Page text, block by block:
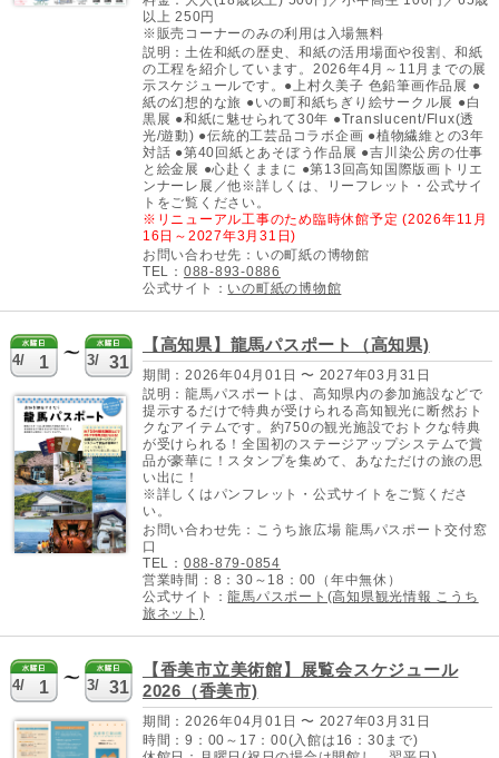
以上 250円
※販売コーナーのみの利用は入場無料
説明：土佐和紙の歴史、和紙の活用場面や役割、和紙
の工程を紹介しています。2026年4月～11月までの展
示スケジュールです。●上村久美子 色鉛筆画作品展 ●
紙の幻想的な旅 ●いの町和紙ちぎり絵サークル展 ●白
黒展 ●和紙に魅せられて30年 ●Translucent/Flux(透
光/遊動) ●伝統的工芸品コラボ企画 ●植物繊維との3年
対話 ●第40回紙とあそぼう作品展 ●吉川染公房の仕事
と絵金展 ●心赴くままに ●第13回高知国際版画トリエ
ンナーレ展／他※詳しくは、リーフレット・公式サイ
トをご覧ください。
※リニューアル工事のため臨時休館予定 (2026年11月
16日～2027年3月31日)
お問い合わせ先：いの町紙の博物館
TEL： 088-893-0886
公式サイト： いの町紙の博物館
4/ 1 3/ 31
【高知県】龍馬パスポート（高知県)
期間：2026年04月01日 〜 2027年03月31日
説明：龍馬パスポートは、高知県内の参加施設などで
提示するだけで特典が受けられる高知観光に断然おト
クなアイテムです。約750の観光施設でおトクな特典
が受けられる！全国初のステージアップシステムで賞
品が豪華に！スタンプを集めて、あなただけの旅の思
い出に！
※詳しくはパンフレット・公式サイトをご覧くださ
い。
お問い合わせ先：こうち旅広場 龍馬パスポート交付窓
口
TEL： 088-879-0854
営業時間：8：30～18：00（年中無休）
公式サイト：龍馬パスポート(高知県観光情報 こうち
旅ネット)
4/ 1 3/ 31
【香美市立美術館】展覧会スケジュール
2026（香美市)
期間：2026年04月01日 〜 2027年03月31日
時間：9：00～17：00(入館は16：30まで)